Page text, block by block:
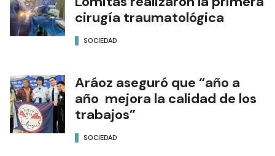
cirugía traumatológica
SOCIEDAD
Aráoz aseguró que “año a
año mejora la calidad de los
trabajos”
SOCIEDAD